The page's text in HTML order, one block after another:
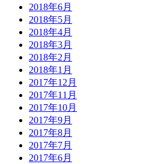
2018年6月
2018年5月
2018年4月
2018年3月
2018年2月
2018年1月
2017年12月
2017年11月
2017年10月
2017年9月
2017年8月
2017年7月
2017年6月